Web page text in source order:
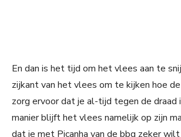
En dan is het tijd om het vlees aan te
zijkant van het vlees om te kijken hoe
zorg ervoor dat je al-tijd tegen de draad
manier blijft het vlees namelijk op zijn
dat je met Picanha van de bbq zeker wilt